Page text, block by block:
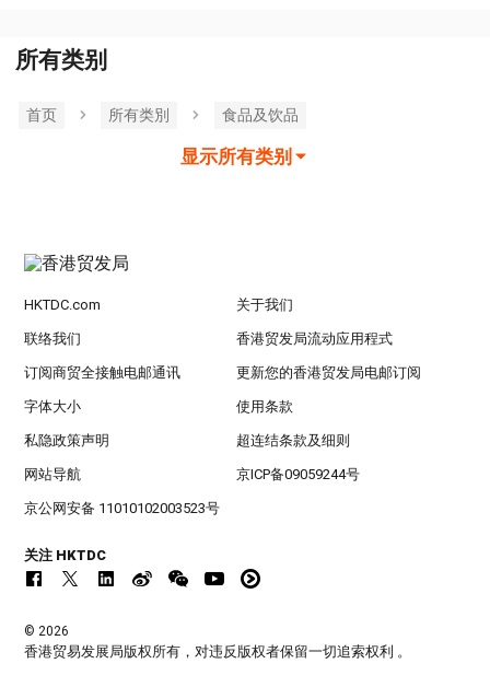
所有类别
首页 所有类別 食品及饮品
显示所有类别
HKTDC.com 关于我们
联络我们 香港贸发局流动应用程式
订阅商贸全接触电邮通讯 更新您的香港贸发局电邮订阅
字体大小 使用条款
私隐政策声明 超连结条款及细则
网站导航 京ICP备09059244号
京公网安备 11010102003523号
关注 HKTDC
© 2026
香港贸易发展局版权所有，对违反版权者保留一切追索权利 。